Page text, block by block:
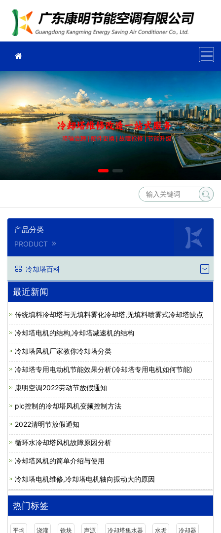
产品分类
PRODUCT
冷却塔百科
最近新闻
传统填料冷却塔与无填料雾化冷却塔,无填料喷雾式冷却塔缺点
冷却塔电机的结构,冷却塔减速机的结构
冷却塔风机厂家教你冷却塔分类
冷却塔专用电动机节能效果分析(冷却塔专用电机如何节能)
康明空调2022劳动节放假通知
plc控制的冷却塔风机变频控制方法
2022清明节放假通知
循环水冷却塔风机故障原因分析
冷却塔风机的简单介绍与使用
冷却塔电机维修,冷却塔电机轴向振动大的原因
热门标签
平均 浇灌 铁块 声源 冷却塔集水器 水垢 冷却器